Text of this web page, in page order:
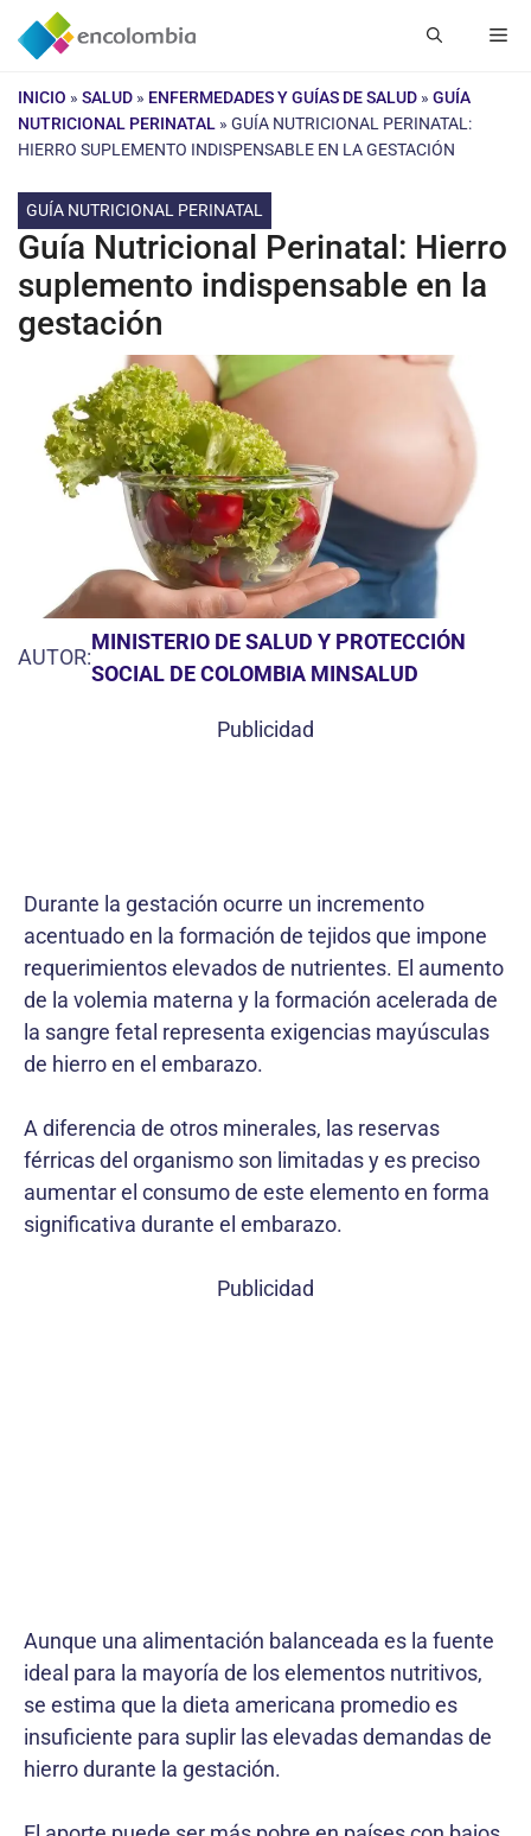
Saltar
INICIO » SALUD » ENFERMEDADES Y GUÍAS DE SALUD » GUÍA
NUTRICIONAL PERINATAL » GUÍA NUTRICIONAL PERINATAL:
HIERRO SUPLEMENTO INDISPENSABLE EN LA GESTACIÓN
GUÍA NUTRICIONAL PERINATAL
Guía Nutricional Perinatal: Hierro
suplemento indispensable en la
gestación
AUTOR:
MINISTERIO DE SALUD Y PROTECCIÓN
SOCIAL DE COLOMBIA MINSALUD
Publicidad
Durante la gestación ocurre un incremento
acentuado en la formación de tejidos que impone
requerimientos elevados de nutrientes. El aumento
de la volemia materna y la formación acelerada de
la sangre fetal representa exigencias mayúsculas
de hierro en el embarazo.
A diferencia de otros minerales, las reservas
férricas del organismo son limitadas y es preciso
aumentar el consumo de este elemento en forma
significativa durante el embarazo.
Publicidad
Aunque una alimentación balanceada es la fuente
ideal para la mayoría de los elementos nutritivos,
se estima que la dieta americana promedio es
insuficiente para suplir las elevadas demandas de
hierro durante la gestación.